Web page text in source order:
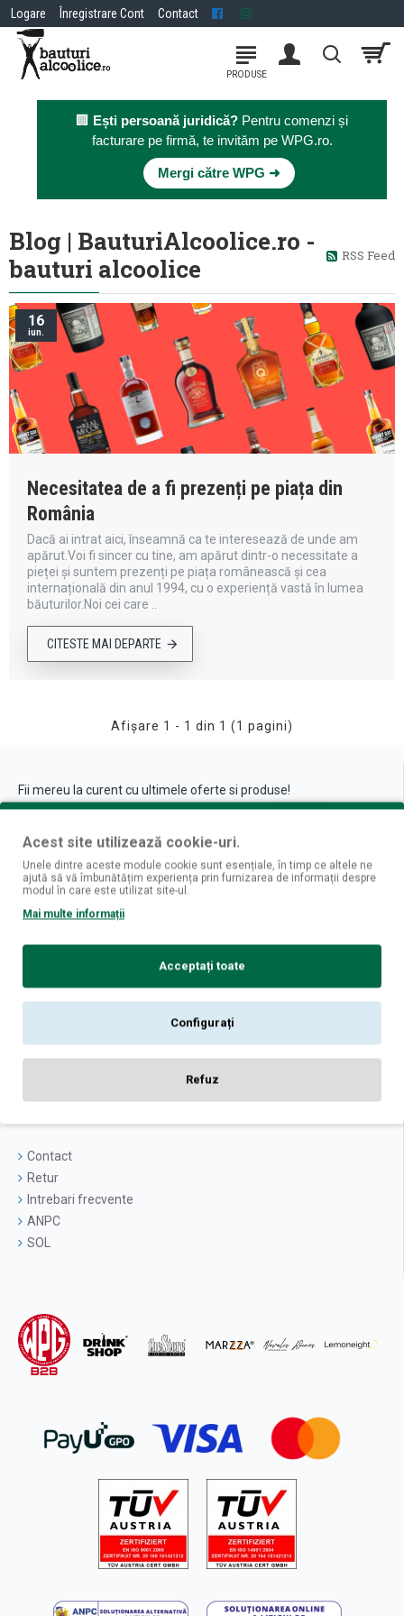
Logare Înregistrare Cont Contact
🏢 Ești persoană juridică? Pentru comenzi și
facturare pe firmă, te invităm pe WPG.ro.
Mergi către WPG ➜
Blog | BauturiAlcoolice.ro -
bauturi alcoolice
RSS Feed
16
iun.
Necesitatea de a fi prezenți pe piața din
România
Dacă ai intrat aici, înseamnă ca te interesează de unde am
apărut.Voi fi sincer cu tine, am apărut dintr-o necessitate a
pieței și suntem prezenți pe piața românească și cea
internațională din anul 1994, cu o experiență vastă în lumea
băuturilor.Noi cei care ..
CITESTE MAI DEPARTE
Afişare 1 - 1 din 1 (1 pagini)
Fii mereu la curent cu ultimele oferte si produse!
Am citit şi sunt de acord cu Politica de Confidențialitate [GDPR]
Magazine fizice
Informatii livrare
Politica de confidentialitate
Termeni si conditii
Contact
Retur
Intrebari frecvente
ANPC
SOL
Acest site utilizează cookie-uri.
Unele dintre aceste module cookie sunt esențiale, în timp ce altele ne
ajută să vă îmbunătățim experiența prin furnizarea de informații despre
modul în care este utilizat site-ul.
Mai multe informații
Acceptați toate
Configurați
Refuz